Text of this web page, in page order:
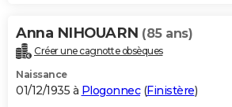
Anna NIHOUARN (85 ans)
Créer une cagnotte obsèques
Naissance
01/12/1935 à Plogonnec(Finistère)